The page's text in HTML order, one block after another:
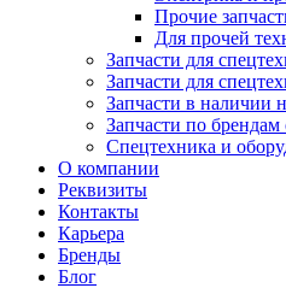
Прочие
Для прочей
Запчасти для
Запчасти для
Запчасти в наличии
Запчасти по брендам
Спецтехника и
О компании
Реквизиты
Контакты
Карьера
Бренды
Блог